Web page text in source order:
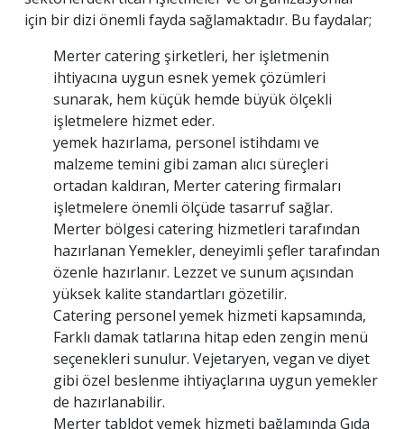
için bir dizi önemli fayda sağlamaktadır. Bu faydalar;
Merter catering şirketleri, her işletmenin
ihtiyacına uygun esnek yemek çözümleri
sunarak, hem küçük hemde büyük ölçekli
işletmelere hizmet eder.
yemek hazırlama, personel istihdamı ve
malzeme temini gibi zaman alıcı süreçleri
ortadan kaldıran, Merter catering firmaları
işletmelere önemli ölçüde tasarruf sağlar.
Merter bölgesi catering hizmetleri tarafından
hazırlanan Yemekler, deneyimli şefler tarafından
özenle hazırlanır. Lezzet ve sunum açısından
yüksek kalite standartları gözetilir.
Catering personel yemek hizmeti kapsamında,
Farklı damak tatlarına hitap eden zengin menü
seçenekleri sunulur. Vejetaryen, vegan ve diyet
gibi özel beslenme ihtiyaçlarına uygun yemekler
de hazırlanabilir.
Merter tabldot yemek hizmeti bağlamında Gıda